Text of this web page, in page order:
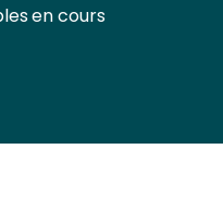
en cours